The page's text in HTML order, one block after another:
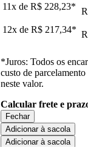
11x de R$ 228,23*
12x de R$ 217,34*
*Juros: Todos os
custo de
neste valor.
Calcular frete e
Fechar
Adicionar à sacola
Adicionar à sacola